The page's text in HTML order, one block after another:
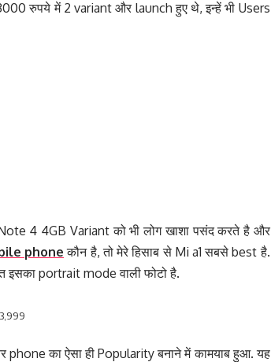
रुपये में 2 variant और launch हुए थे, इन्हें भी Users
4 4GB Variant को भी लोग खाशा पसंद करते है और
phone कौन है, तो मेरे हिसाब से Mi a1 सबसे best है.
इसका portrait mode वाली फोटो है.
का ऐसा ही Popularity बनाने में कामयाब हुआ. यह